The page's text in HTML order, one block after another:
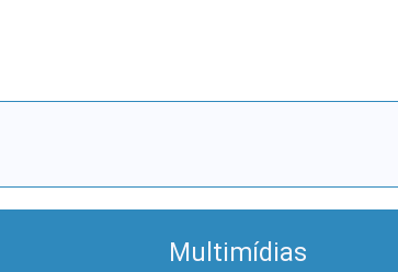
Multimídias